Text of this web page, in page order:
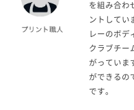
を組み合わ
ントしてい
レーのボ
クラブチー
がっていま
ができるの
です。